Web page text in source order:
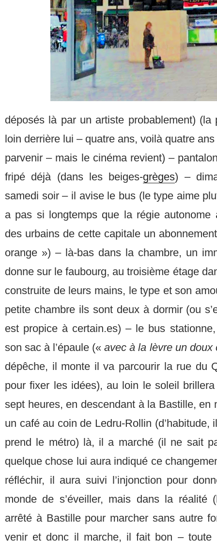
déposés là par un artiste probablement) (la
loin derrière lui – quatre ans, voilà quatre
parvenir – mais le cinéma revient) –
fripé déjà (dans les beiges-grèges) –
samedi soir – il avise le bus (le type aime
a pas si longtemps que la régie autonome
des urbains de cette capitale un
orange ») – là-bas dans la chambre, un
donne sur le faubourg, au troisième étage
construite de leurs mains, le type et son
petite chambre ils sont deux à dormir (ou
est propice à certain.es) – le bus
son sac à l’épaule (« avec à la lèvre un doux
dépêche, il monte il va parcourir la rue du
pour fixer les idées), au loin le soleil
sept heures, en descendant à la Bastille, en
un café au coin de Ledru-Rollin (d’habitude,
prend le métro) là, il a marché (il ne sait
quelque chose lui aura indiqué ce
réfléchir, il aura suivi l’injonction pour
monde de s’éveiller, mais dans la réalité
arrêté à Bastille pour marcher sans autre
venir et donc il marche, il fait bon –